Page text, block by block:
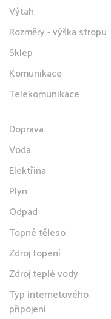
Výtah
Rozměry - výška stropu
Sklep
Komunikace
Telekomunikace
Doprava
Voda
Elektřina
Plyn
Odpad
Topné těleso
Zdroj topení
Zdroj teplé vody
Typ internetového
připojení